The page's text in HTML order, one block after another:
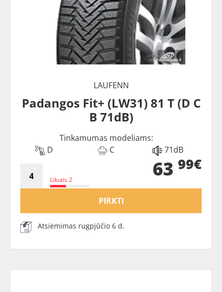
LAUFENN
Padangos Fit+ (LW31) 81 T (D C
B 71dB)
Tinkamumas modeliams:
D
C 71dB
Likutis 2 63 99€
PIRKTI
Atsiėmimas rugpjūčio 6 d.